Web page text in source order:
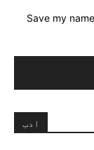
Save my
ادب